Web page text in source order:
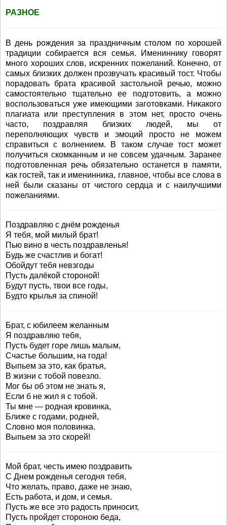
РАЗНОЕ
В день рождения за праздничным столом по хорошей
традиции собирается вся семья. Имениннику говорят
много хороших слов, искренних пожеланий. Конечно, от
самых близких должен прозвучать красивый тост. Чтобы
порадовать брата красивой застольной речью, можно
самостоятельно тщательно ее подготовить, а можно
воспользоваться уже имеющими заготовками. Никакого
плагиата или преступления в этом нет, просто очень
часто, поздравляя близких людей, мы от
переполняющих чувств и эмоций просто не можем
справиться с волнением. В таком случае тост может
получиться скомканным и не совсем удачным. Заранее
подготовленная речь обязательно останется в памяти,
как гостей, так и именинника, главное, чтобы все слова в
ней были сказаны от чистого сердца и с наилучшими
пожеланиями.
Поздравляю с днём рожденья
Я тебя, мой милый брат!
Пью вино в честь поздравленья!
Будь же счастлив и богат!
Обойдут тебя невзгоды
Пусть далёкой стороной!
Будут пусть, твои все годы,
Будто крылья за спиной!
Брат, с юбилеем желанным
Я поздравляю тебя,
Пусть будет горе лишь малым,
Счастье большим, на года!
Выпьем за это, как братья,
В жизни с тобой повезло.
Мог бы об этом не знать я,
Если б не жил я с тобой.
Ты мне — родная кровинка,
Ближе с годами, родней,
Словно моя половинка.
Выпьем за это скорей!
Мой брат, честь имею поздравить
С Днем рожденья сегодня тебя,
Что желать, право, даже не знаю,
Есть работа, и дом, и семья.
Пусть же все это радость приносит,
Пусть пройдет стороною беда,